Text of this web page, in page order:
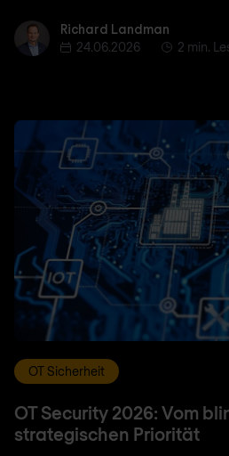
Richard Landman
Richard Landman
24.06.2026
2 min.
OT Sicherheit
OT Security 2026: Vom
strategischen Priorität